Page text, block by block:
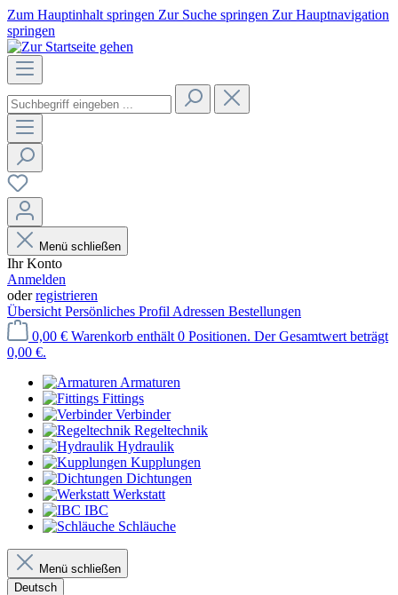
Zum Hauptinhalt springen Zur Suche springen Zur Hauptnavigation
springen
Menü schließen
Ihr Konto
Anmelden
oderregistrieren
Übersicht Persönliches Profil Adressen Bestellungen
0,00 € Warenkorb enthält 0 Positionen. Der Gesamtwert beträgt
0,00 €.
Armaturen
Fittings
Verbinder
Regeltechnik
Hydraulik
Kupplungen
Dichtungen
Werkstatt
IBC
Schläuche
Menü schließen
Deutsch